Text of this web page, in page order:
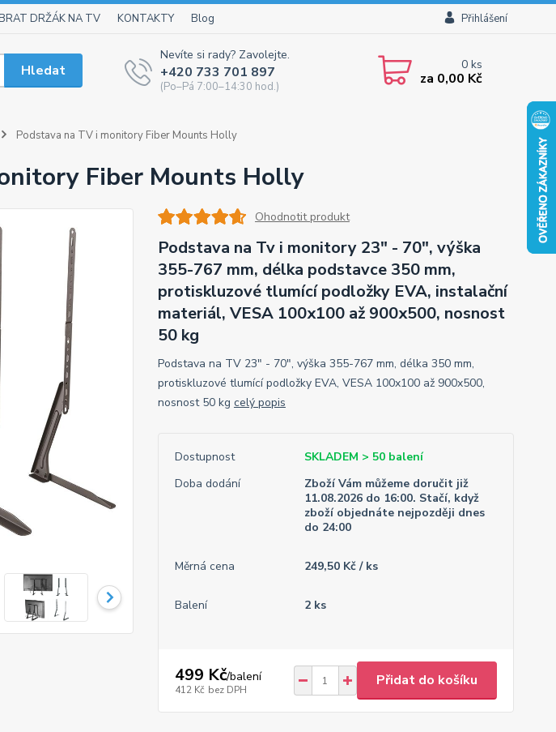
DRŽÁK NA TV KONTAKTY Blog Přihlášení
Hledat
Nevíte si rady? Zavolejte.
+420 733 701 897
(Po–Pá 7:00–14:30 hod.)
0ks
za 0,00 Kč
Podstava na TV i monitory Fiber Mounts Holly
Fiber Mounts Holly
Ohodnotit produkt
Podstava na Tv i monitory 23" - 70", výška
355-767 mm, délka podstavce 350 mm,
protiskluzové tlumící podložky EVA, instalační
materiál, VESA 100x100 až 900x500, nosnost
50 kg
Podstava na TV 23" - 70", výška 355-767 mm, délka 350 mm,
protiskluzové tlumící podložky EVA, VESA 100x100 až 900x500,
nosnost 50 kg celý popis
Dostupnost
SKLADEM > 50 balení
Doba dodání
Zboží Vám můžeme doručit již
11.08.2026 do 16:00. Stačí, když
zboží objednáte nejpozději dnes
do 24:00
Měrná cena 249,50 Kč / ks
Balení 2 ks
499 Kč/balení
412 Kč bez DPH
Přidat do košíku